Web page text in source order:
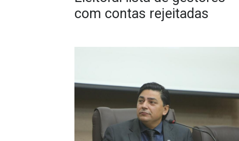
com contas rejeitadas